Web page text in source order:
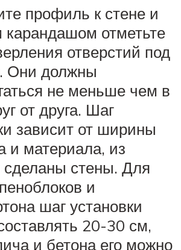
профиль к стене и
карандашом отметьте
отверстий под
Они должны
не меньше чем в
от друга. Шаг
зависит от ширины
и материала, из
сделаны стены. Для
и
шаг установки
20-30 см,
и бетона его можно